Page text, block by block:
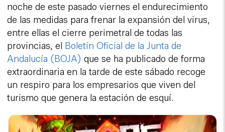
noche de este pasado viernes el endurecimiento
de las medidas para frenar la expansión del virus,
entre ellas el cierre perimetral de todas las
provincias, el Boletín Oficial de la Junta de
Andalucía (BOJA) que se ha publicado de forma
extraordinaria en la tarde de este sábado recoge
un respiro para los empresarios que viven del
turismo que genera la estación de esquí.